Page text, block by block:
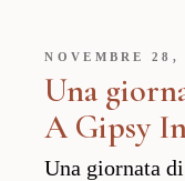
NOVEMBRE 28,
Una
A Gipsy
Una giornata